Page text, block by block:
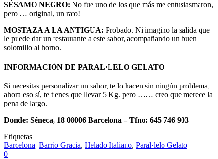
SÉSAMO NEGRO: No fue uno de los que más me entusiasmaron,
pero … original, un rato!
MOSTAZA A LA ANTIGUA: Probado. Ni imagino la salida que
le puede dar un restaurante a este sabor, acompañando un buen
solomillo al horno.
INFORMACIÓN DE PARAL·LELO GELATO
Si necesitas personalizar un sabor, te lo hacen sin ningún problema,
ahora eso sí, te tienes que llevar 5 Kg. pero …… creo que merece la
pena de largo.
Donde: Séneca, 18 08006 Barcelona – Tfno: 645 746 903
Etiquetas
Barcelona, Barrio Gracia, Helado Italiano, Paral·lelo Gelato
0